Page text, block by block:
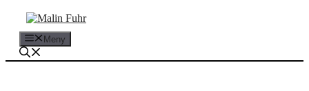
Hoppa
innehåll Meny